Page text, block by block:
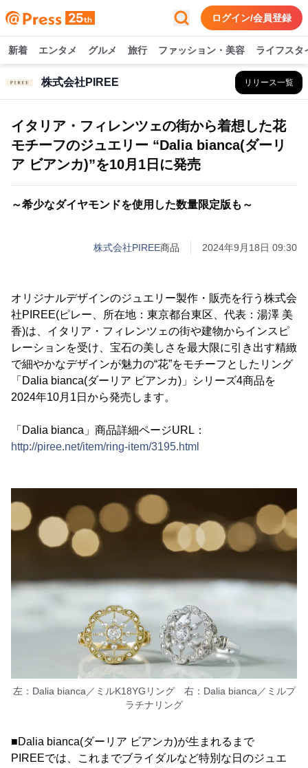
ログイン/会員登録
新着 エンタメ グルメ 旅行 ファッション・美容 ライフスタ
株式会社PIREE リリース一覧
イタリア・フィレンツェの街から着想した花
モチーフのジュエリー “Dalia bianca(ダーリ
ア ビアンカ)”を10月1日に発売
～希少なダイヤモンドを使用した数量限定版も～
株式会社PIREE商品 2024年9月18日 09:30
オリジナルデザインのジュエリー製作・販売を行う株式会
社PIREE(ピレー、所在地：東京都台東区、代表：湯澤 美
香)は、イタリア・フィレンツェの街や建物からインスピ
レーションを受け、宝石の美しさを最大限に引き出す精緻
で細やかなデザインが魅力の“花”をモチーフとしたリング
「Dalia bianca(ダーリア ビアンカ)」シリーズ4商品を
2024年10月1日から発売します。
「Dalia bianca」商品詳細ページURL：
http://piree.net/item/ring-item/3195.html
左：Dalia bianca／ミルK18YGリング 右：Dalia bianca／ミルプ
ラチナリング
■Dalia bianca(ダーリア ビアンカ)が生まれるまで
PIREEでは、これまでブライダルなど特別な日のジュエ